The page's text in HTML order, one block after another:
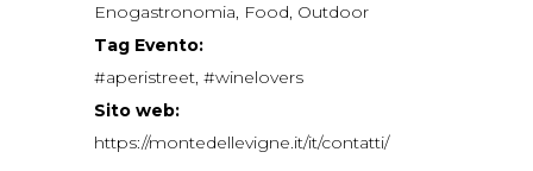
Enogastronomia, Food, Outdoor
Tag Evento:
#aperistreet, #winelovers
Sito web:
https://montedellevigne.it/it/contatti/